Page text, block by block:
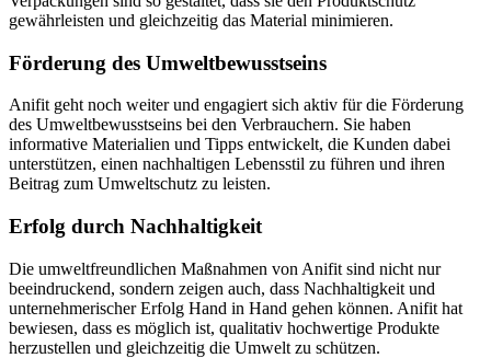
gewährleisten und gleichzeitig‌ das​ Material minimieren.
Förderung des Umweltbewusstseins
Anifit⁤ geht noch weiter und engagiert ​sich aktiv⁢ für die Förderung
⁣des⁤ Umweltbewusstseins bei den Verbrauchern. Sie haben
informative Materialien und Tipps entwickelt, die Kunden dabei⁣
unterstützen, einen nachhaltigen Lebensstil zu führen und ihren
Beitrag zum ‌Umweltschutz​ zu leisten.
Erfolg durch ⁣Nachhaltigkeit
Die umweltfreundlichen Maßnahmen von Anifit ‌sind nicht nur
beeindruckend, sondern zeigen auch, dass Nachhaltigkeit und
⁣unternehmerischer ‌Erfolg Hand in Hand gehen können. Anifit hat
bewiesen, dass es ​möglich ‌ist, qualitativ hochwertige Produkte
herzustellen und gleichzeitig die Umwelt⁢ zu schützen.